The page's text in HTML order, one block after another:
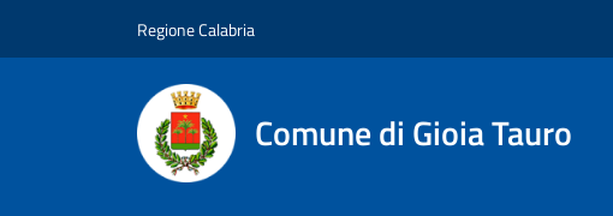
Regione Calabria
Comune di Gioia Tauro